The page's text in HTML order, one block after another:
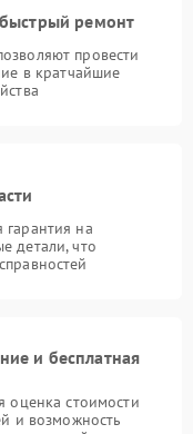
ремонт
провести
в кратчайшие
гарантия на
детали, что
и бесплатная
оценка стоимости
и возможность